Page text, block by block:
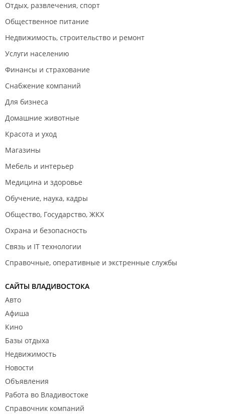
Отдых, развлечения, спорт
Общественное питание
Недвижимость, строительство и ремонт
Услуги населению
Финансы и страхование
Снабжение компаний
Для бизнеса
Домашние животные
Красота и уход
Магазины
Мебель и интерьер
Медицина и здоровье
Обучение, наука, кадры
Общество, Государство, ЖКХ
Охрана и безопасность
Связь и IT технологии
Справочные, оперативные и экстренные службы
САЙТЫ ВЛАДИВОСТОКА
Авто
Афиша
Кино
Базы отдыха
Недвижимость
Новости
Объявления
Работа во Владивостоке
Справочник компаний